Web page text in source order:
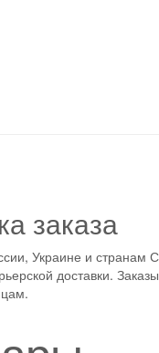
заказа
Украине и странам
доставки.